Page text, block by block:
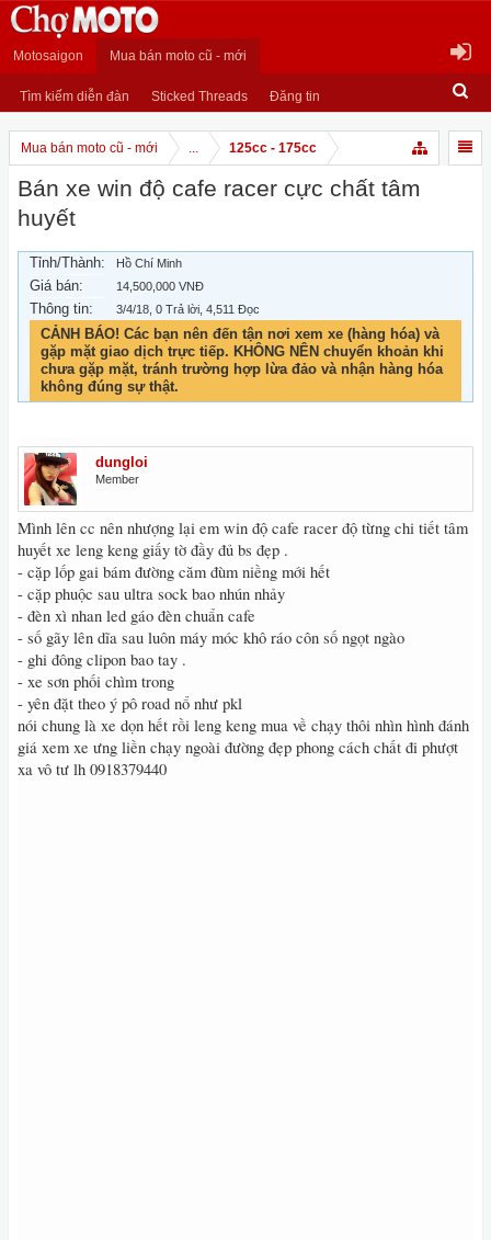
Motosaigon Mua bán moto cũ - mới
Tìm kiếm diễn đàn Sticked Threads Đăng tin
Mua bán moto cũ - mới ... 125cc - 175cc
Bán xe win độ cafe racer cực chất tâm
huyết
Tỉnh/Thành: Hồ Chí Minh
Giá bán: 14,500,000 VNĐ
Thông tin: 3/4/18 , 0 Trả lời, 4,511 Đọc
CẢNH BÁO! Các bạn nên đến tận nơi xem xe (hàng hóa) và
gặp mặt giao dịch trực tiếp. KHÔNG NÊN chuyển khoản khi
chưa gặp mặt, tránh trường hợp lừa đảo và nhận hàng hóa
không đúng sự thật.
dungloi
Member
Mình lên cc nên nhượng lại em win độ cafe racer độ từng chi tiết tâm
huyết xe leng keng giấy tờ đầy đủ bs đẹp .
- cặp lốp gai bám đường căm đùm niềng mới hết
- cặp phuộc sau ultra sock bao nhún nhảy
- đèn xì nhan led gáo đèn chuẩn cafe
- số gãy lên dĩa sau luôn máy móc khô ráo côn số ngọt ngào
- ghi đông clipon bao tay .
- xe sơn phối chìm trong
- yên đặt theo ý pô road nổ như pkl
nói chung là xe dọn hết rồi leng keng mua về chạy thôi nhìn hình đánh
giá xem xe ưng liền chạy ngoài đường đẹp phong cách chất đi phượt
xa vô tư lh 0918379440